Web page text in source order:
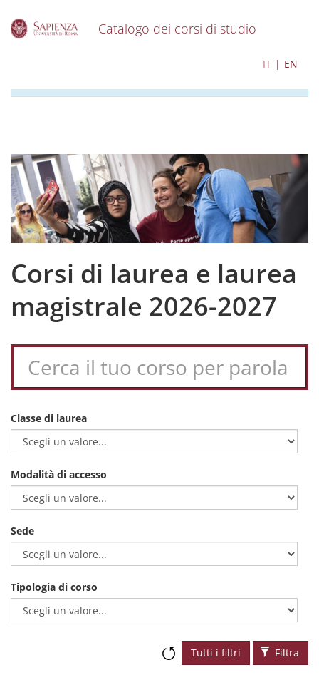
Catalogo dei corsi di studio
IT EN
I contenuti del catalogo per l'a.a. 2026-2027 sono in
Corsi di laurea e laurea
magistrale 2026-2027
Classe di laurea
Modalità di accesso
Sede
Tipologia di corso
Tutti i filtri Filtra